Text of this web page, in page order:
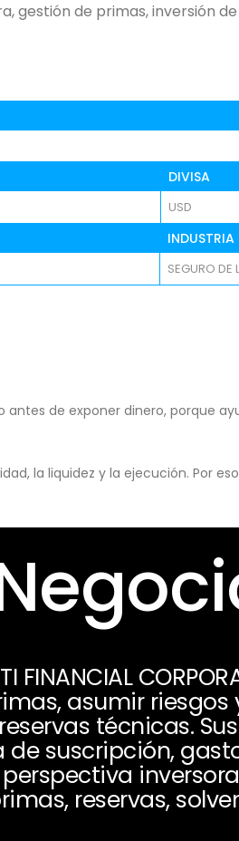
gestión de primas, inversión
DIVISA
USD
INDUSTRIA
SEGURO DE
de exponer dinero, porque
la liquidez y la ejecución. Por
asumir
técnicas.
suscripción,
reservas,